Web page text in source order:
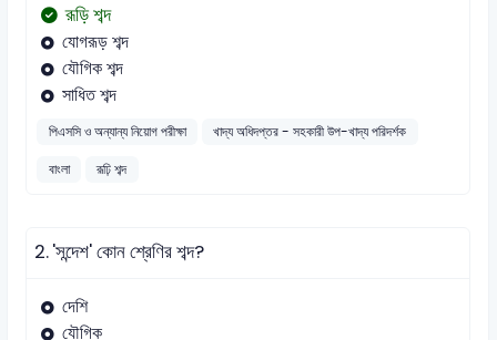
রূড়ি শব্দ
যোগরূড় শব্দ
যৌগিক শব্দ
সাধিত শব্দ
পিএসসি ও অন্যান্য নিয়োগ পরীক্ষা
খাদ্য অধিদপ্তর - সহকারী উপ-খাদ্য পরিদর্শক
বাংলা
রূঢ়ি শব্দ
2.'সন্দেশ' কোন শ্রেণির শব্দ?
দেশি
যৌগিক